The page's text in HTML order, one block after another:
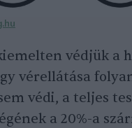
védjük a
vérellátása
védi, a teljes
a 20%-a